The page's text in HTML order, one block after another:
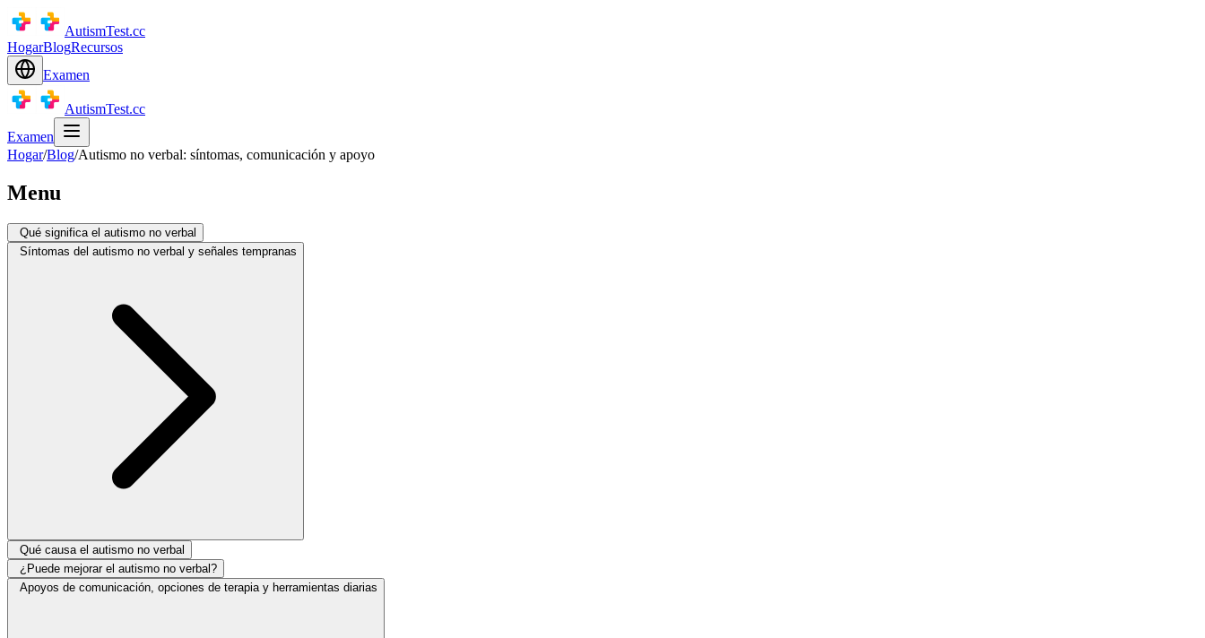
AutismTest.cc
HogarBlogRecursos
Examen
AutismTest.cc
Examen
Hogar/Blog/Autismo no verbal: síntomas, comunicación y apoyo
Menu
Qué significa el autismo no verbal
Síntomas del autismo no verbal y señales tempranas
Qué causa el autismo no verbal
¿Puede mejorar el autismo no verbal?
Apoyos de comunicación, opciones de terapia y herramientas diarias